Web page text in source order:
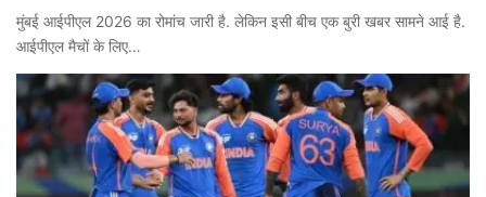
मुंबई आईपीएल 2026 का रोमांच जारी है. लेकिन इसी बीच एक बुरी खबर सामने आई है.
आईपीएल मैचों के लिए…